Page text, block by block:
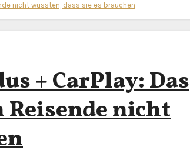
nicht wussten, dass sie es brauchen
+ CarPlay: Das
nicht